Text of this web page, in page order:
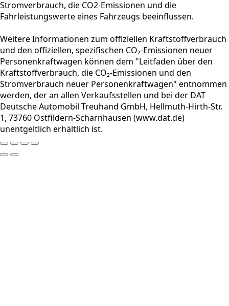
Stromverbrauch, die CO2-Emissionen und die
Fahrleistungswerte eines Fahrzeugs beeinflussen.
Weitere Informationen zum offiziellen Kraftstoffverbrauch
und den offiziellen, spezifischen CO₂-Emissionen neuer
Personenkraftwagen können dem "Leitfaden über den
Kraftstoffverbrauch, die CO₂-Emissionen und den
Stromverbrauch neuer Personenkraftwagen" entnommen
werden, der an allen Verkaufsstellen und bei der DAT
Deutsche Automobil Treuhand GmbH, Hellmuth-Hirth-Str.
1, 73760 Ostfildern-Scharnhausen (www.dat.de)
unentgeltlich erhältlich ist.